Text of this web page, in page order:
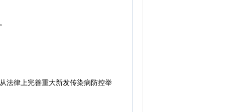
法律上完善重大新发传染病防控举